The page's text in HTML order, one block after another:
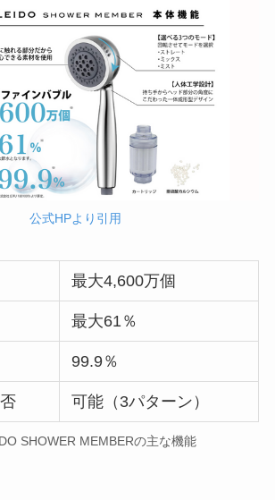
公式HPより引用
最大4,600万個
最大61％
99.9％
可能（3パターン）
SHOWER MEMBERの主な機能